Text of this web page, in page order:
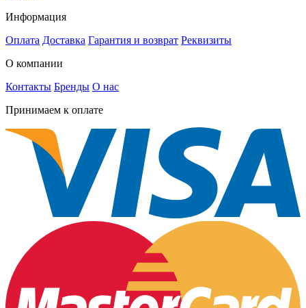
Информация
Оплата Доставка Гарантия и возврат Реквизиты
О компании
Контакты Бренды О нас
Принимаем к оплате